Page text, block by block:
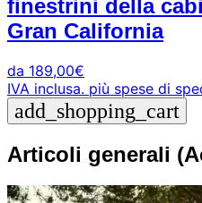
finestrini della
Gran California
da 189,00€
IVA inclusa. più spese di
add_shopping_cart
Articoli generali